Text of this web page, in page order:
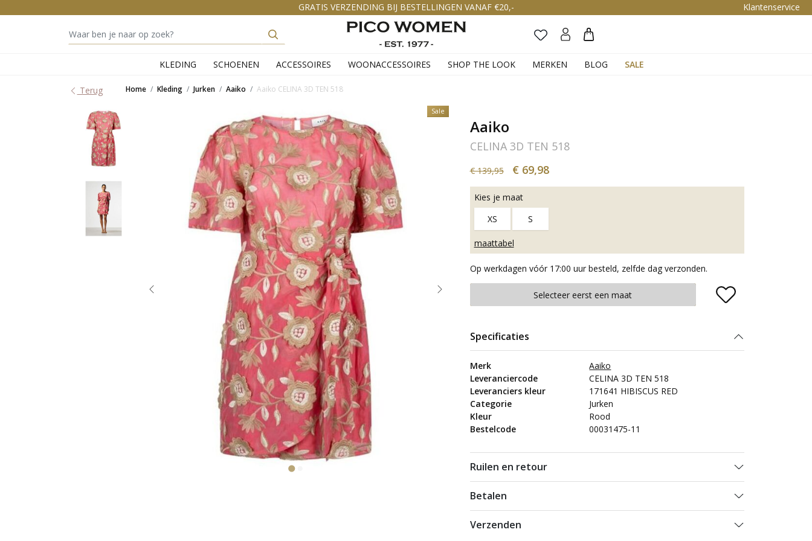
GRATIS VERZENDING BIJ BESTELLINGEN VANAF €20,- Klantenservice
KLEDING SCHOENEN ACCESSOIRES WOONACCESSOIRES SHOP THE LOOK MERKEN BLOG SALE
Zoeken
Terug Home Kleding Jurken Aaiko Aaiko CELINA 3D TEN 518
Sale
Aaiko
CELINA 3D TEN 518
€ 139,95 € 69,98
Kies je maat
XS
S
maattabel
Op werkdagen vóór 17:00 uur besteld, zelfde dag verzonden.
Plaats in winkelmand
Selecteer eerst een maat
Specificaties
Merk
Aaiko
Leveranciercode
CELINA 3D TEN 518
Leveranciers kleur
171641 HIBISCUS RED
Categorie
Jurken
Kleur
Rood
Bestelcode
00031475-11
Ruilen en retour
Betalen
Verzenden